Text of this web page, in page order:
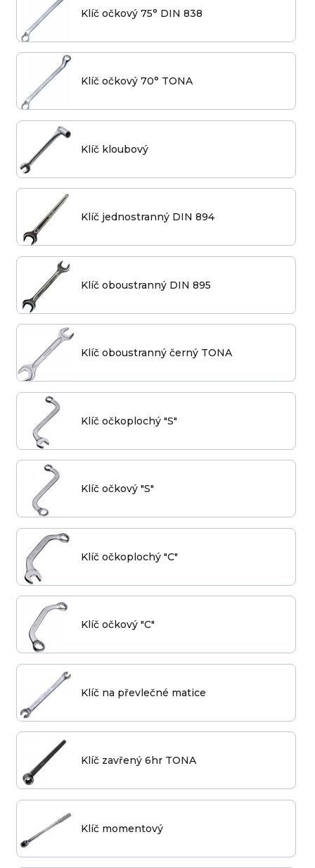
Klíč očkový 75° DIN 838
Klíč očkový 70° TONA
Klíč kloubový
Klíč jednostranný DIN 894
Klíč oboustranný DIN 895
Klíč oboustranný černý TONA
Klíč očkoplochý "S"
Klíč očkový "S"
Klíč očkoplochý "C"
Klíč očkový "C"
Klíč na převlečné matice
Klíč zavřený 6hr TONA
Klíč momentový